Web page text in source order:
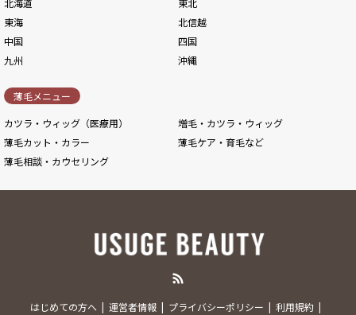
北海道
東北
東海
北信越
中国
四国
九州
沖縄
薄毛メニュー
カツラ・ウィッグ（医療用）
増毛・カツラ・ウィッグ
薄毛カット・カラー
薄毛ケア・育毛など
薄毛相談・カウセリング
はじめての方へ 運営者情報 プライバシーポリシー 利用規約